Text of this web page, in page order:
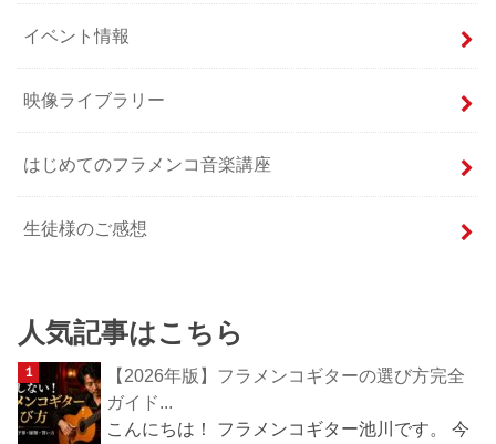
イベント情報
映像ライブラリー
はじめてのフラメンコ音楽講座
生徒様のご感想
人気記事はこちら
【2026年版】フラメンコギターの選び方完全
ガイド...
こんにちは！ フラメンコギター池川です。 今